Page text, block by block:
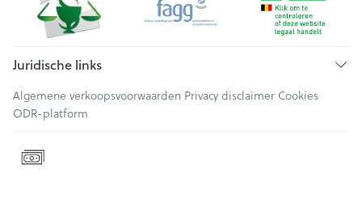
Juridische links
Algemene verkoopsvoorwaarden Privacy disclaimer Cookies
ODR-platform